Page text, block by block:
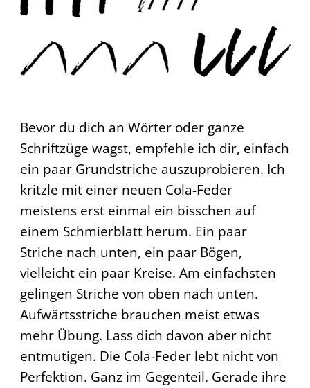
Bevor du dich an Wörter oder ganze
Schriftzüge wagst, empfehle ich dir, einfach
ein paar Grundstriche auszuprobieren. Ich
kritzle mit einer neuen Cola-Feder
meistens erst einmal ein bisschen auf
einem Schmierblatt herum. Ein paar
Striche nach unten, ein paar Bögen,
vielleicht ein paar Kreise. Am einfachsten
gelingen Striche von oben nach unten.
Aufwärtsstriche brauchen meist etwas
mehr Übung. Lass dich davon aber nicht
entmutigen. Die Cola-Feder lebt nicht von
Perfektion. Ganz im Gegenteil. Gerade ihre